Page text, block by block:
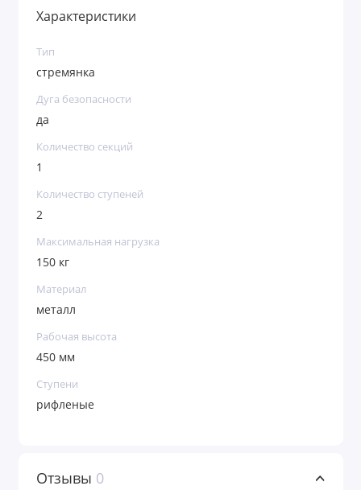
Характеристики
Тип
стремянка
Дуга безопасности
да
Количество секций
1
Количество ступеней
2
Максимальная нагрузка
150 кг
Материал
металл
Рабочая высота
450 мм
Ступени
рифленые
Отзывы 0